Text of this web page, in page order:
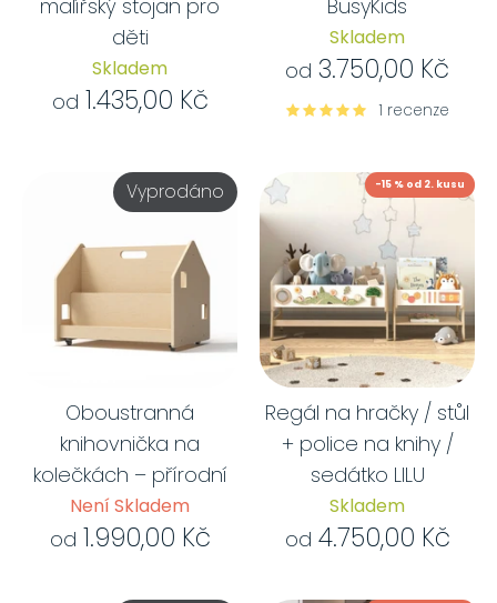
malířský stojan pro
děti
Skladem
od 1.435,00 Kč
BusyKids
Skladem
od 3.750,00 Kč
1 recenze
Oboustranná
knihovnička na
kolečkách – přírodní
Není Skladem
od 1.990,00 Kč
Vyprodáno
Regál na hračky / stůl
+ police na knihy /
sedátko LILU
Skladem
od 4.750,00 Kč
-15 % od 2. kusu